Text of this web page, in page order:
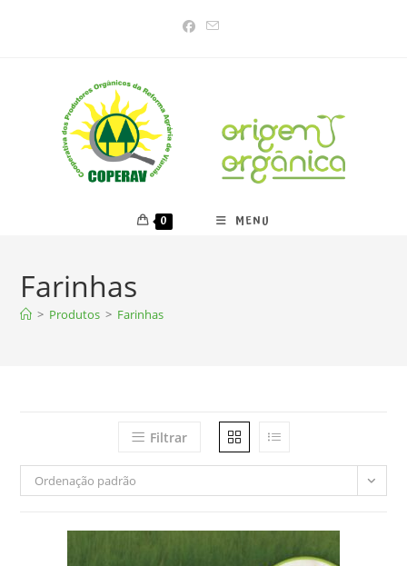
0 MENU
Farinhas
> Produtos > Farinhas
Filtrar
Ordenação padrão